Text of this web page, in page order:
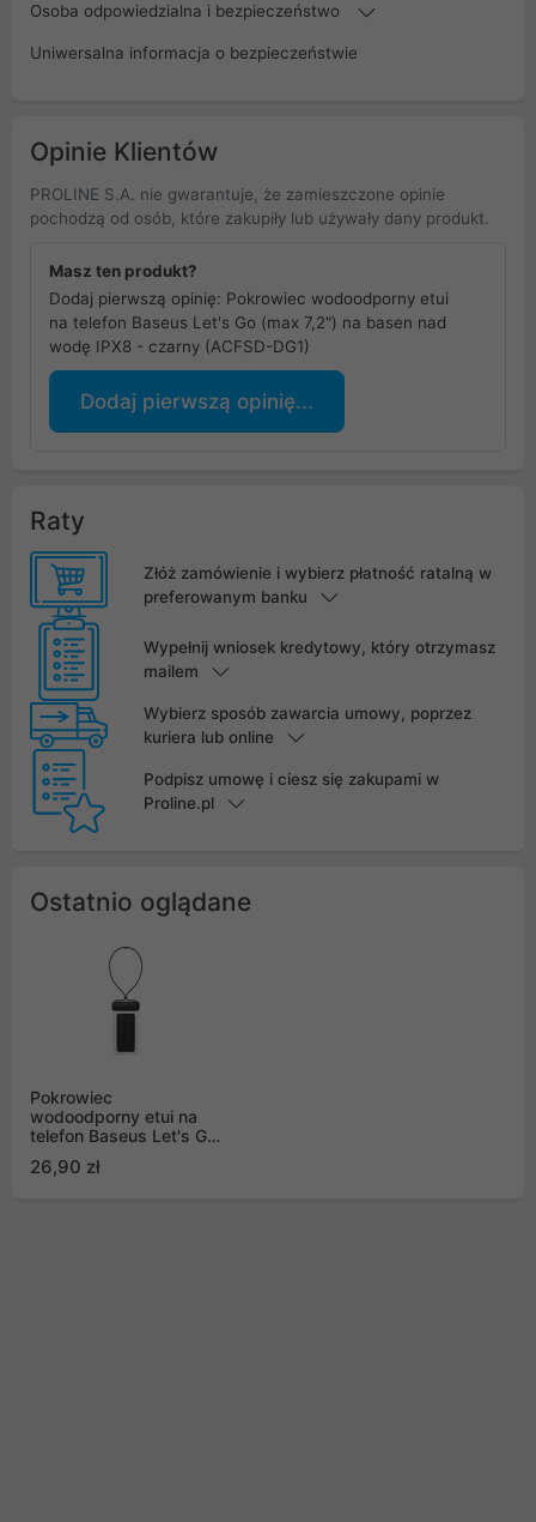
Osoba odpowiedzialna i bezpieczeństwo
Uniwersalna informacja o bezpieczeństwie
Opinie Klientów
PROLINE S.A. nie gwarantuje, że zamieszczone opinie
pochodzą od osób, które zakupiły lub używały dany produkt.
Masz ten produkt?
Dodaj pierwszą opinię: Pokrowiec wodoodporny etui
na telefon Baseus Let's Go (max 7,2") na basen nad
wodę IPX8 - czarny (ACFSD-DG1)
Dodaj pierwszą opinię...
Raty
Złóż zamówienie i wybierz płatność ratalną w
preferowanym banku
Wypełnij wniosek kredytowy, który otrzymasz
mailem
Wybierz sposób zawarcia umowy, poprzez
kuriera lub online
Podpisz umowę i ciesz się zakupami w
Proline.pl
Ostatnio oglądane
Pokrowiec
wodoodporny etui na
telefon Baseus Let's Go
nad wodę IPX8 - czarny
26,90 zł